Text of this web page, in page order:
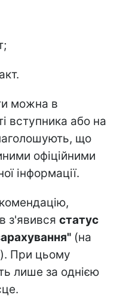
можна в
вступника або на
що
офіційними
інформації.
з'явився статус
(на
При цьому
лише за однією